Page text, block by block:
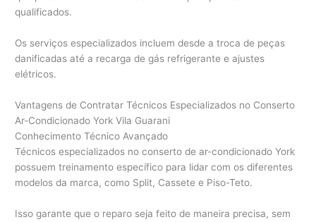
qualificados.
Os serviços especializados incluem desde a troca de peças
danificadas até a recarga de gás refrigerante e ajustes
elétricos.
Vantagens de Contratar Técnicos Especializados no Conserto
Ar-Condicionado York Vila Guarani
Conhecimento Técnico Avançado
Técnicos especializados no conserto de ar-condicionado York
possuem treinamento específico para lidar com os diferentes
modelos da marca, como Split, Cassete e Piso-Teto.
Isso garante que o reparo seja feito de maneira precisa, sem